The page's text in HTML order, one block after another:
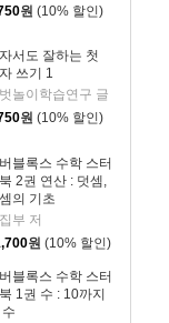
원 (10% 할인)
서도 잘하는 첫
쓰기 1
놀이학습연구 글
원 (10% 할인)
블록스 수학 스터
2권 연산 : 덧셈,
의 기초
부 저
원 (10% 할인)
블록스 수학 스터
1권 수 : 10까지